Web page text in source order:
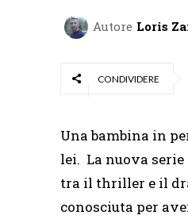
Autore Loris
CONDIVIDERE
Una bambina in
lei. La nuova serie
tra il thriller e il
conosciuta per